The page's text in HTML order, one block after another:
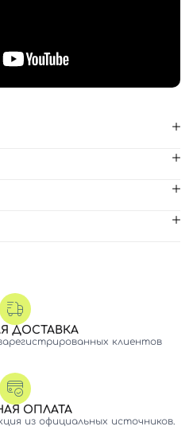
ДОСТАВКА
клиентов
ОПЛАТА
из официальных источников.